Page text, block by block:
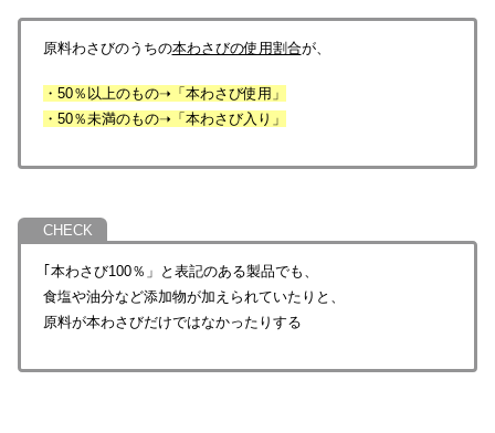
原料わさびのうちの本わさびの使用割合が、
・50％以上のもの➝「本わさび使用」
・50％未満のもの➝「本わさび入り」
｢本わさび100％」と表記のある製品でも、
食塩や油分など添加物が加えられていたりと、
原料が本わさびだけではなかったりする